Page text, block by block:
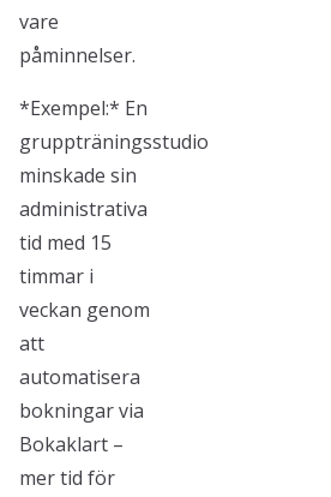
vare
påminnelser.
*Exempel:* En
gruppträningsstudio
minskade sin
administrativa
tid med 15
timmar i
veckan genom
att
automatisera
bokningar via
Bokaklart –
mer tid för